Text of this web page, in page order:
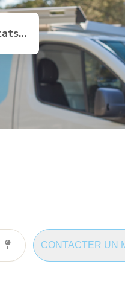
CONTACTER UN